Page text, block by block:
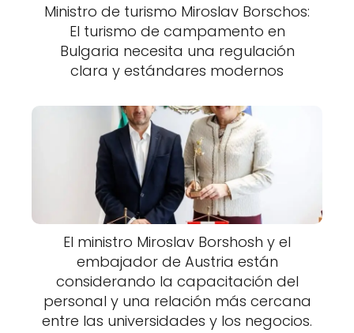
Ministro de turismo Miroslav Borschos:
El turismo de campamento en
Bulgaria necesita una regulación
clara y estándares modernos
El ministro Miroslav Borshosh y el
embajador de Austria están
considerando la capacitación del
personal y una relación más cercana
entre las universidades y los negocios.